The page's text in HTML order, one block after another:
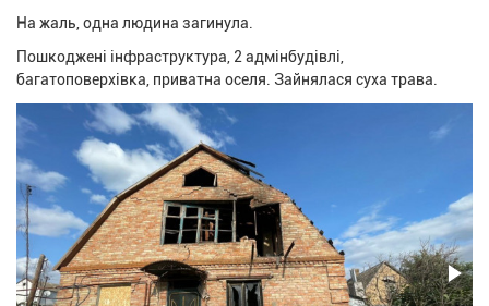
На жаль, одна людина загинула.
Пошкоджені інфраструктура, 2 адмінбудівлі,
багатоповерхівка, приватна оселя. Зайнялася суха трава.